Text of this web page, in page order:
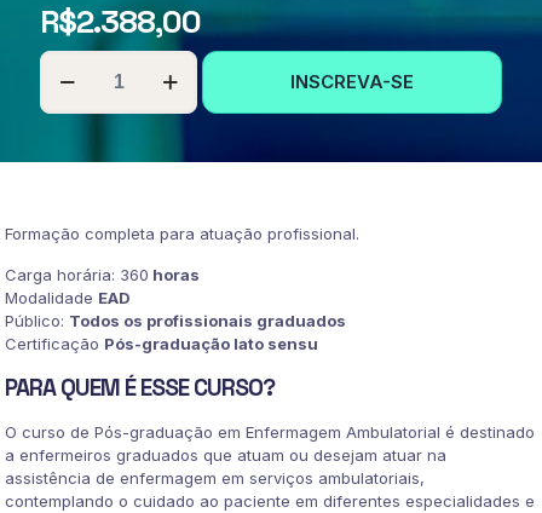
R$2.388,00
PÓS-
GRADUAÇÃO
EM
INSCREVA-SE
Formação completa para atuação profissional.
Carga horária: 360 horas
Modalidade EAD
Público: Todos os profissionais graduados
Certificação Pós-graduação lato sensu
PARA QUEM É ESSE CURSO?
O curso de Pós-graduação em Enfermagem Ambulatorial é destinado
a enfermeiros graduados que atuam ou desejam atuar na
assistência de enfermagem em serviços ambulatoriais,
contemplando o cuidado ao paciente em diferentes especialidades e